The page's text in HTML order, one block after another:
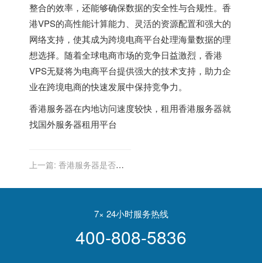
整合的效率，还能够确保数据的安全性与合规性。香
港VPS的高性能计算能力、灵活的资源配置和强大的
网络支持，使其成为跨境电商平台处理海量数据的理
想选择。随着全球电商市场的竞争日益激烈，香港
VPS无疑将为电商平台提供强大的技术支持，助力企
业在跨境电商的快速发展中保持竞争力。
香港服务器在内地访问速度较快，租用香港服务器就
找国外服务器租用平台
上一篇: 香港服务器是否提
恢复流程？
7× 24小时服务热线
400-808-5836